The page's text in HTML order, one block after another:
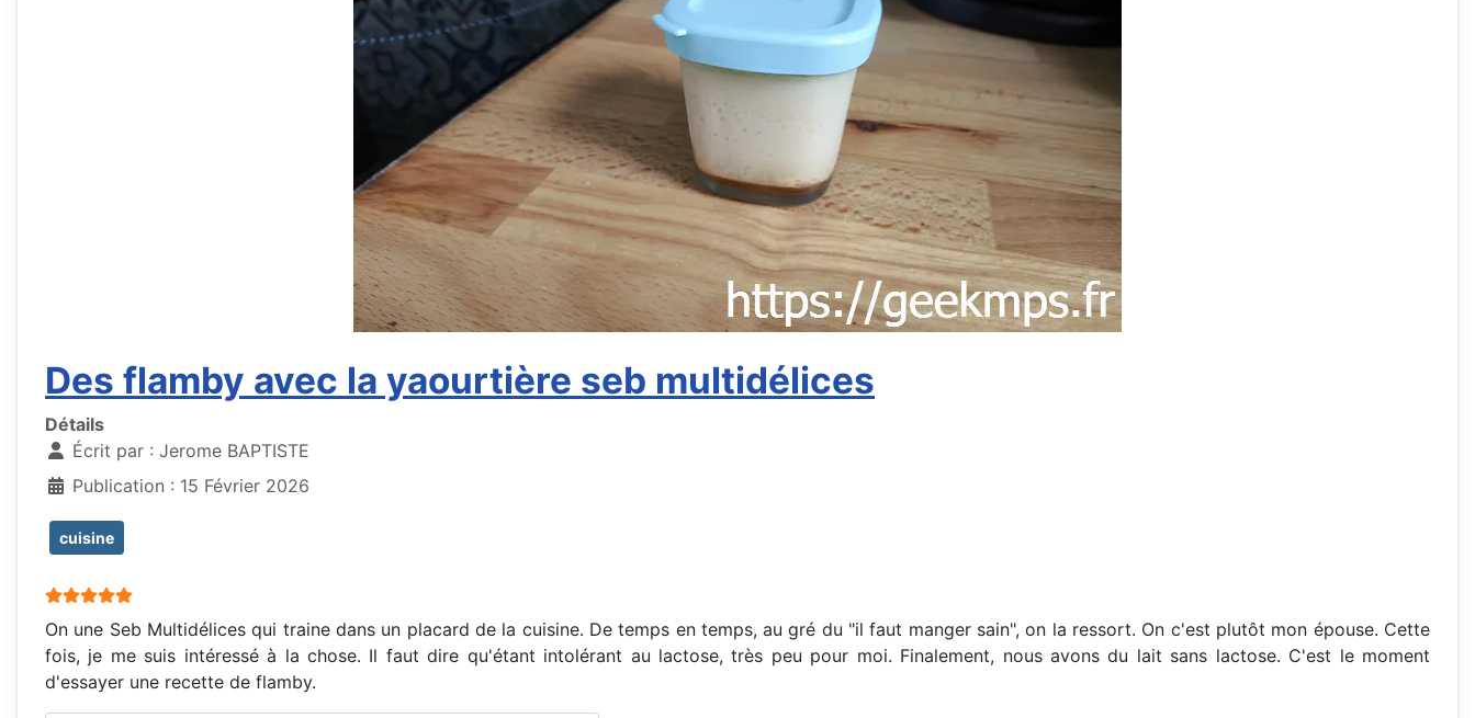
Des flamby avec la yaourtière seb multidélices
Détails
Écrit par : Jerome BAPTISTE
Publication : 15 Février 2026
cuisine
Vote utilisateur:
On une Seb Multidélices qui traine dans un placard de la cuisine. De temps en temps, au gré du "il faut manger sain", on la ressort. On c'est plutôt mon épouse. Cette
fois, je me suis intéressé à la chose. Il faut dire qu'étant intolérant au lactose, très peu pour moi. Finalement, nous avons du lait sans lactose. C'est le moment
d'essayer une recette de flamby.